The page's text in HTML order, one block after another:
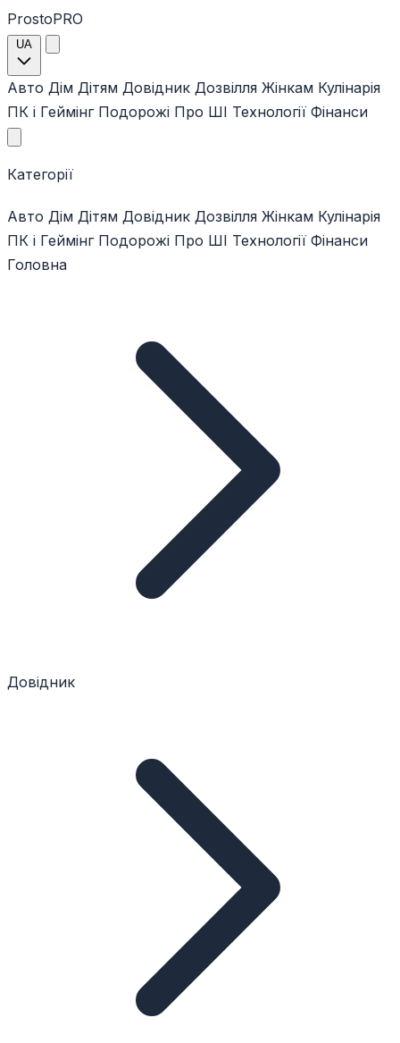
ProstoPRO
UA
Авто Дім Дітям Довідник Дозвілля Жінкам Кулінарія
ПК і Геймінг Подорожі Про ШІ Технології Фінанси
Категорії
Авто Дім Дітям Довідник Дозвілля Жінкам Кулінарія
ПК і Геймінг Подорожі Про ШІ Технології Фінанси
Головна
Довідник